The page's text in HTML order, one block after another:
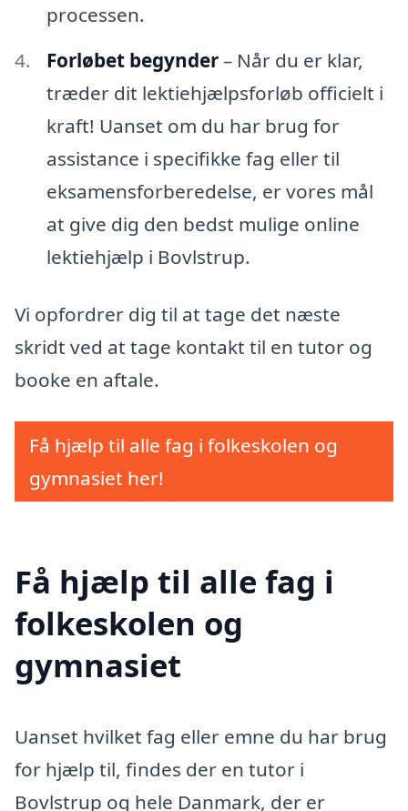
processen.
Forløbet begynder– Når du er klar,
træder dit lektiehjælpsforløb officielt i
kraft! Uanset om du har brug for
assistance i specifikke fag eller til
eksamensforberedelse, er vores mål
at give dig den bedst mulige online
lektiehjælp i Bovlstrup.
Vi opfordrer dig til at tage det næste
skridt ved at tage kontakt til en tutor og
booke en aftale.
Få hjælp til alle fag i folkeskolen og
gymnasiet her!
Få hjælp til alle fag i
folkeskolen og
gymnasiet
Uanset hvilket fag eller emne du har brug
for hjælp til, findes der en tutor i
Bovlstrup og hele Danmark, der er